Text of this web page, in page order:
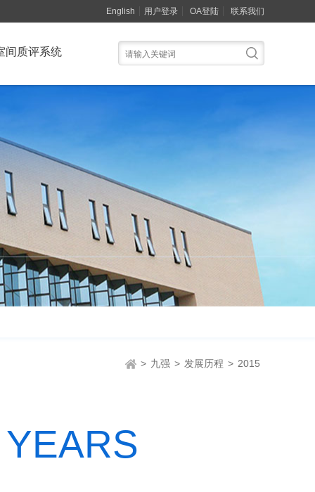
English 用户登录 OA登陆 联系我们
间质评系统
> 九强 > 发展历程 > 2015